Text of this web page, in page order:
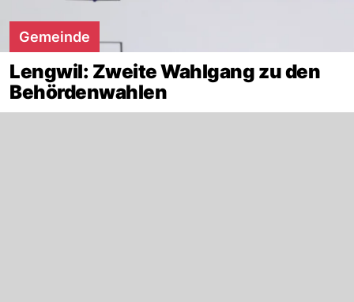
Gemeinde
Lengwil: Zweite Wahlgang zu den
Behördenwahlen